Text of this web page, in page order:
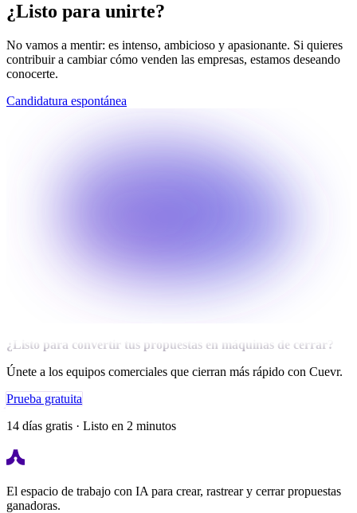
¿Listo para unirte?
No vamos a mentir: es intenso, ambicioso y apasionante. Si quieres
contribuir a cambiar cómo venden las empresas, estamos deseando
conocerte.
Candidatura espontánea
¿Listo para convertir tus propuestas en máquinas de cerrar?
Únete a los equipos comerciales que cierran más rápido con Cuevr.
Prueba gratuita
14 días gratis · Listo en 2 minutos
El espacio de trabajo con IA para crear, rastrear y cerrar propuestas
ganadoras.